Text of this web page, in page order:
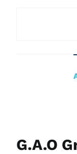
G.A.O